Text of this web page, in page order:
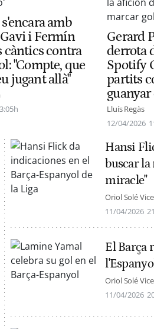
amb
i Fermín
càntics contra
"Compte, que
jugant allà"
Gerard
derrota
Spotify
partits
guanyar
Lluís Regàs
12/04/2026
Hansi
buscar
miracle"
Oriol Solé
11/04/2026
El Barça
Oriol Solé
11/04/2026